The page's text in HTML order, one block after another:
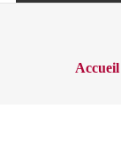
Accueil